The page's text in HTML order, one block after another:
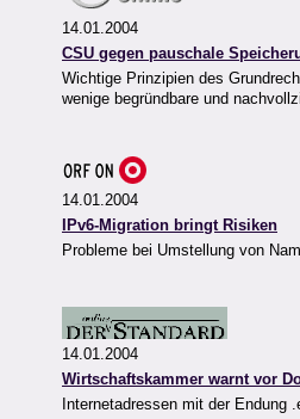
14.01.2004
CSU gegen pauschale
Wichtige Prinzipien des
wenige begründbare und
14.01.2004
IPv6-Migration bringt Risiken
Probleme bei Umstellung von
14.01.2004
Wirtschaftskammer warnt vor
Internetadressen mit der Endung